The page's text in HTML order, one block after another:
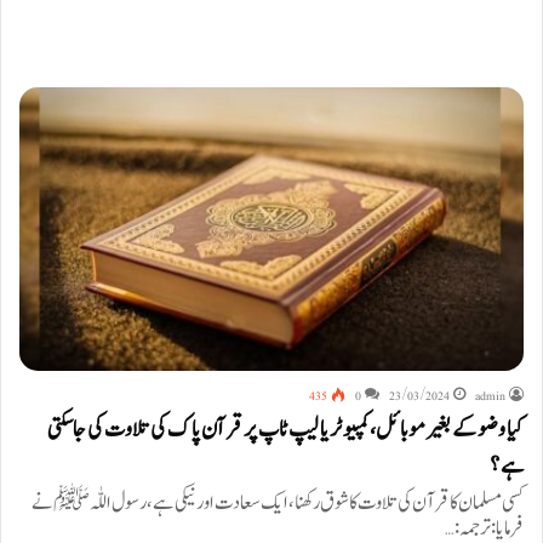
admin
23/03/2024
0
435
کیا وضو کے بغیر موبائل، کمپیوٹر یا لیپ ٹاپ پر قرآن پاک کی تلاوت کی جاسکتی
ہے؟
کسی مسلمان کا قرآن کی تلاوت کا شوق رکھنا، ایک سعادت اور نیکی ہے، رسول اللّٰہ ﷺ نے
فرمایا: ترجمہ:…